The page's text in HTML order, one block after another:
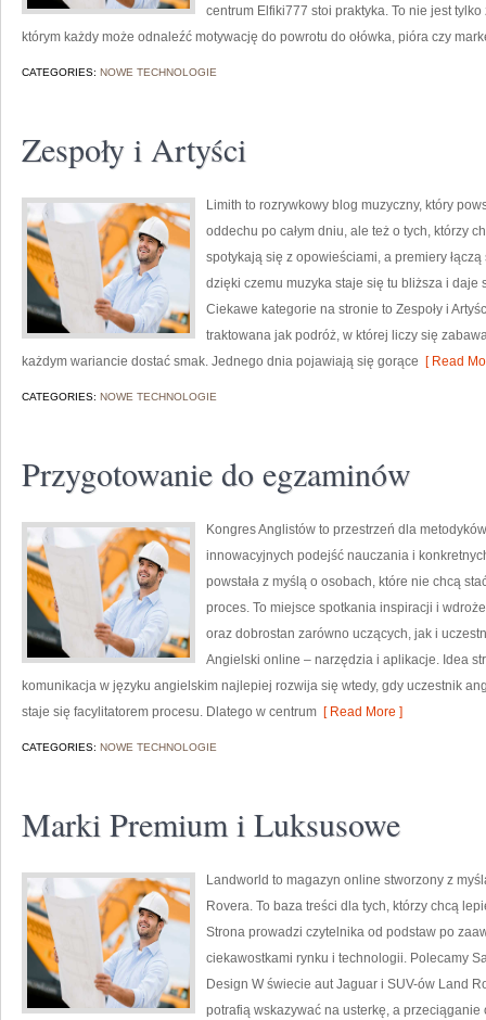
centrum Elfiki777 stoi praktyka. To nie jest
którym każdy może odnaleźć motywację do powrotu do ołówka, pióra czy
CATEGORIES: NOWE TECHNOLOGIE
Zespoły i Artyści
Limith to rozrywkowy blog muzyczny, który
oddechu po całym dniu, ale też o tych, którzy
spotykają się z opowieściami, a premiery
dzięki czemu muzyka staje się tu bliższa i daje
Ciekawe kategorie na stronie to Zespoły i
traktowana jak podróż, w której liczy się
każdym wariancie dostać smak. Jednego dnia pojawiają się gorące [ Read
CATEGORIES: NOWE TECHNOLOGIE
Przygotowanie do egzaminów
Kongres Anglistów to przestrzeń dla
innowacyjnych podejść nauczania i
powstała z myślą o osobach, które nie chcą
proces. To miejsce spotkania inspiracji i
oraz dobrostan zarówno uczących, jak i
Angielski online – narzędzia i aplikacje. Idea
komunikacja w języku angielskim najlepiej rozwija się wtedy, gdy uczestnik
staje się facylitatorem procesu. Dlatego w centrum [ Read More ]
CATEGORIES: NOWE TECHNOLOGIE
Marki Premium i Luksusowe
Landworld to magazyn online stworzony z
Rovera. To baza treści dla tych, którzy chcą
Strona prowadzi czytelnika od podstaw po
ciekawostkami rynku i technologii. Polecamy
Design W świecie aut Jaguar i SUV-ów Land
potrafią wskazywać na usterkę, a przeciąganie